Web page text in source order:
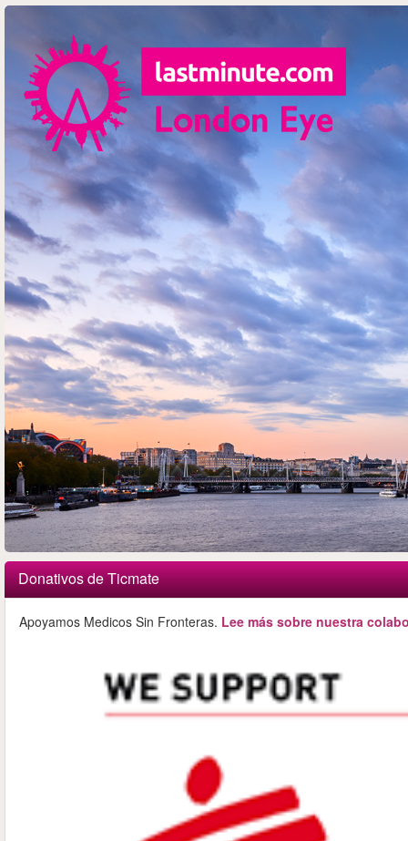
Donativos de Ticmate
Apoyamos Medicos Sin Fronteras. Lee más sobre nuestra